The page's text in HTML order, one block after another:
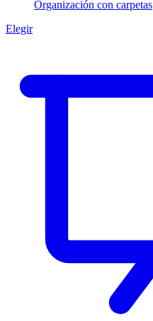
Organización con carpetas
Elegir